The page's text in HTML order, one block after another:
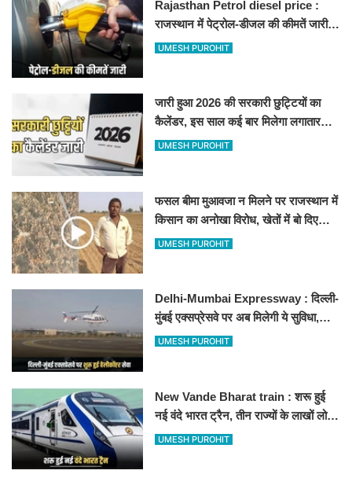
Rajasthan Petrol diesel price :
राजस्थान में पेट्रोल-डीजल की कीमतें जारी,
जानिए बीकानेर समेत पुरे प्रदेश में नए रेट
UMESH PUROHIT
जारी हुआ 2026 की सरकारी छुट्टियों का
कैलेंडर, इस साल कई बार मिलेगा लगातार
अवकाश, देखें
UMESH PUROHIT
फसल बीमा मुआवजा न मिलने पर राजस्थान में
किसान का अनोखा विरोध, खेतों में बो दिए
500-500 रुपए के नोट, वीडियो वायरल
UMESH PUROHIT
Delhi-Mumbai Expressway : दिल्ली-
मुंबई एक्सप्रेसवे पर अब मिलेगी ये सुविधा,
हेलीकॉप्टर सर्विस से तुरंत घायल पहुंचेगा
UMESH PUROHIT
New Vande Bharat train : शरू हुई
नई वंदे भारत ट्रैन, तीन राज्यों के लाखों लोगों
का सफर होगा आसान, देखें पूरा रूटमैप
UMESH PUROHIT